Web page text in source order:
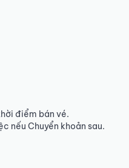
điểm bán vé.
nếu Chuyển khoản sau.